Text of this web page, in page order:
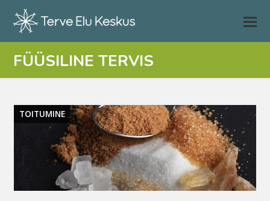
FÜÜSILINE TERVIS
TOITUMINE